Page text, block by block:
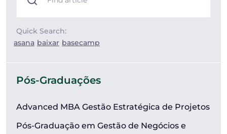
Quick Search:
asana baixar basecamp
Pós-Graduações
Advanced MBA Gestão Estratégica de Projetos
Pós-Graduação em Gestão de Negócios e